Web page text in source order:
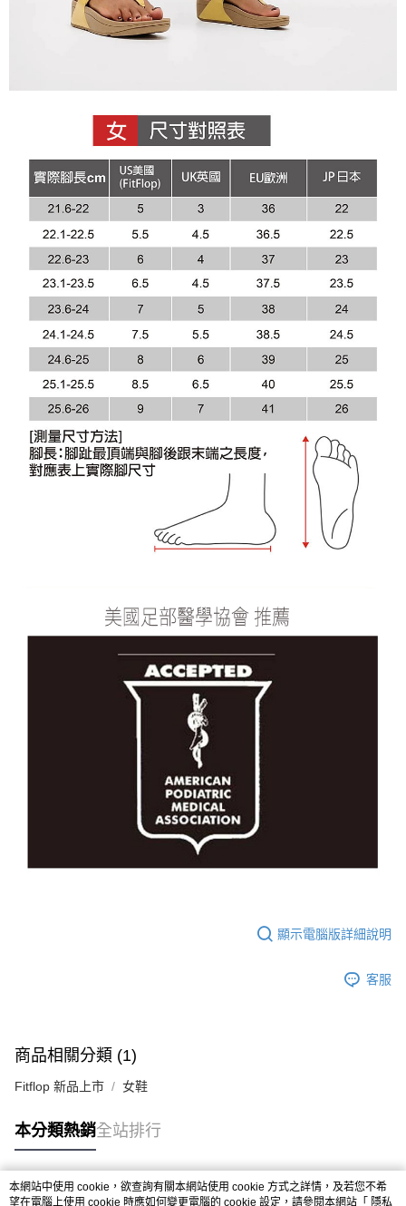
顯示電腦版詳細說明
客服
商品相關分類 (1)
Fitflop 新品上市 女鞋
本分類熱銷全站排行
熱門標籤
本網站中使用 cookie，欲查詢有關本網站使用 cookie 方式之詳情，及若您不希
望在電腦上使用 cookie 時應如何變更電腦的 cookie 設定，請參閱本網站「 隱私